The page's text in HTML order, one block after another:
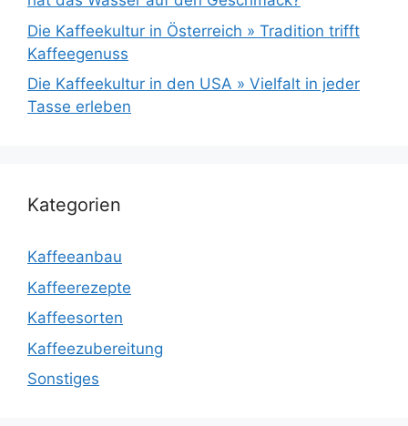
Die Kaffeekultur in Österreich » Tradition trifft
Kaffeegenuss
Die Kaffeekultur in den USA » Vielfalt in jeder
Tasse erleben
Kategorien
Kaffeeanbau
Kaffeerezepte
Kaffeesorten
Kaffeezubereitung
Sonstiges